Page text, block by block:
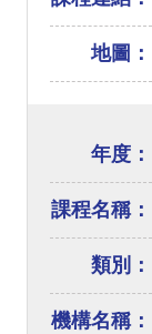
地圖：
年度：
課程名稱：
類別：
機構名稱：